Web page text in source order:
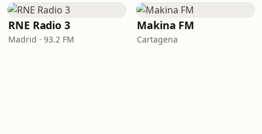
RNE Radio 3
Madrid · 93.2 FM
Makina FM
Cartagena